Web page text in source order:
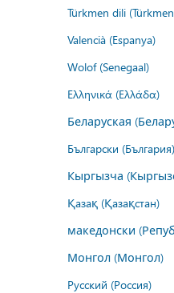
Türkmen dili
Valencià (Espanya)
Wolof (Senegaal)
Ελληνικά (Ελλάδα)
Беларуская
Български (България)
Кыргызча
Қазақ (Қазақстан)
македонски
Монгол (Монгол)
Русский (Россия)